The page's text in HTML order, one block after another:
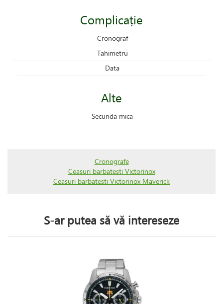
Complicație
Cronograf
Tahimetru
Data
Alte
Secunda mica
Cronografe
Ceasuri barbatesti Victorinox
Ceasuri barbatesti Victorinox Maverick
S-ar putea să vă intereseze